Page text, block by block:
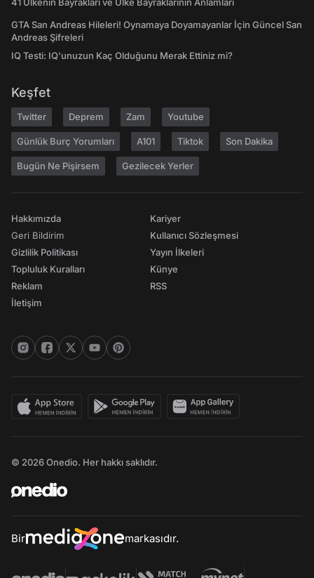
GTA San Andreas Hileleri! Oynamaya Doyamayanlar İçin Güncel San
Andreas Şifreleri
IQ Testi: IQ'unuzun Kaç Olduğunu Merak Ettiniz mi?
Keşfet
Twitter Deprem Zam Youtube
Günlük Burç Yorumları A101 Tiktok Son Dakika
Bugün Ne Pişirsem Gezilecek Yerler
Hakkımızda
Geri Bildirim
Gizlilik Politikası
Topluluk Kuralları
Reklam
İletişim
Kariyer
Kullanıcı Sözleşmesi
Yayın İlkeleri
Künye
RSS
© 2026 Onedio. Her hakkı saklıdır.
Bir markasıdır.